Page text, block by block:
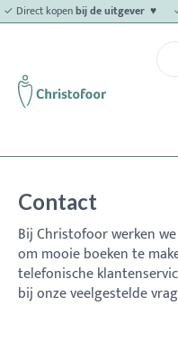
✓ Direct kopenbij de uitgever ♥
Contact
Bij Christofoor werken
om mooie boeken te
telefonische
bij onze veelgestelde